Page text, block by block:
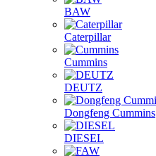
BAW
Caterpillar
Cummins
DEUTZ
Dongfeng Cummins
DIESEL